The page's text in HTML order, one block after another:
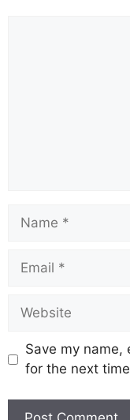
Save my
for the next